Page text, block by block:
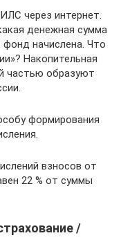
через интернет.
денежная сумма
начислена. Что
Накопительная
частью образуют
формирования
взносов от
22 % от суммы
/